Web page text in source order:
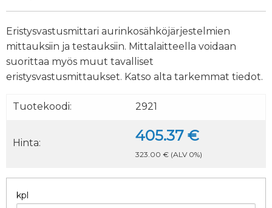
Eristysvastusmittari aurinkosähköjärjestelmien
mittauksiin ja testauksiin. Mittalaitteella voidaan
suorittaa myös muut tavalliset
eristysvastusmittaukset. Katso alta tarkemmat tiedot.
Tuotekoodi: 2921
Hinta: 405.37 €
323.00 € (ALV 0%)
kpl